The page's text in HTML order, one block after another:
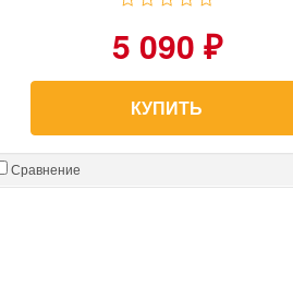
5 090 ₽
КУПИТЬ
Сравнение